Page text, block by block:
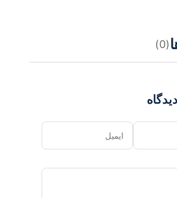
(0)
نام ایمیل
دیدگاه